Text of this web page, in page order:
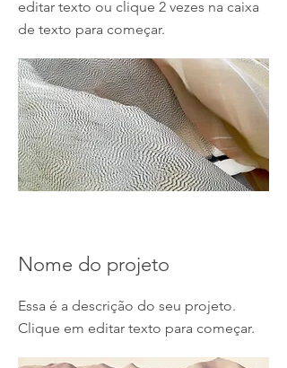
editar texto ou clique 2 vezes na caixa
de texto para começar.
Nome do projeto
Essa é a descrição do seu projeto.
Clique em editar texto para começar.